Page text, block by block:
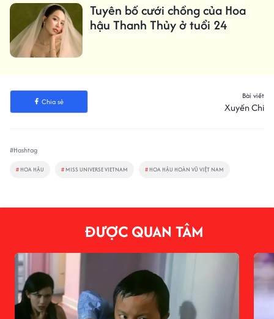
Tuyên bố cưới chồng của Hoa
hậu Thanh Thủy ở tuổi 24
Chia sẻ
Bài viết
Xuyến Chi
#Hashtag
# HOA HẬU # MISS UNIVERSE VIETNAM # HOA HẬU HOÀN VŨ VIỆT NAM
ĐƯỢC QUAN TÂM